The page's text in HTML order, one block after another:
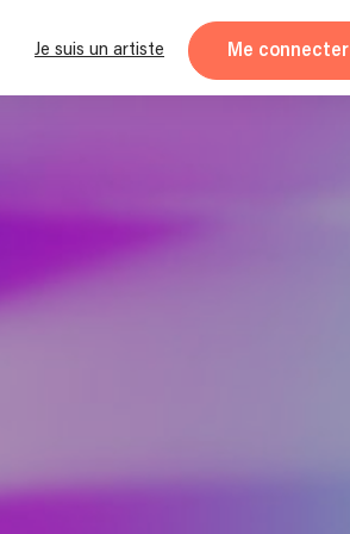
Je suis un artiste Me connecter